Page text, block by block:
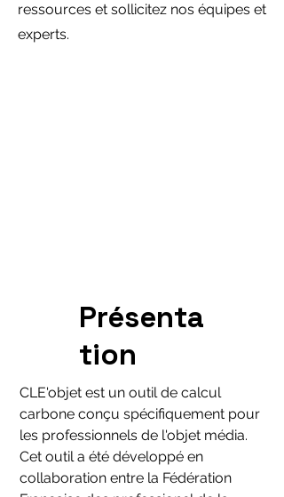
ressources et sollicitez nos équipes et
experts.
Présenta
tion
CLE'objet est un outil de calcul
carbone conçu spécifiquement pour
les professionnels de l'objet média.
Cet outil a été développé en
collaboration entre la Fédération